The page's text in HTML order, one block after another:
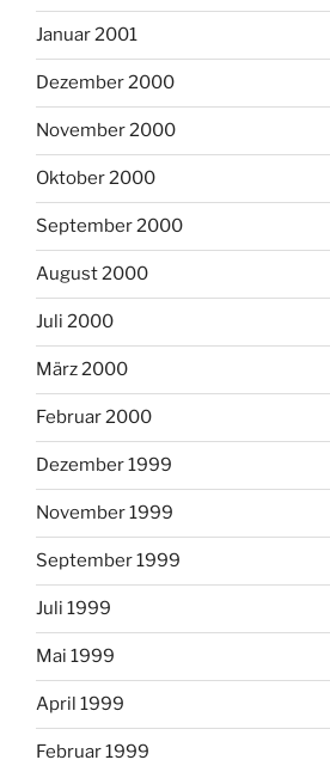
Januar 2001
Dezember 2000
November 2000
Oktober 2000
September 2000
August 2000
Juli 2000
März 2000
Februar 2000
Dezember 1999
November 1999
September 1999
Juli 1999
Mai 1999
April 1999
Februar 1999